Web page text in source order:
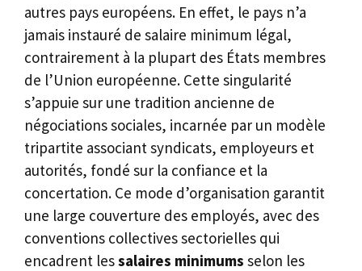
autres pays européens. En effet, le pays n’a
jamais instauré de salaire minimum légal,
contrairement à la plupart des États membres
de l’Union européenne. Cette singularité
s’appuie sur une tradition ancienne de
négociations sociales, incarnée par un modèle
tripartite associant syndicats, employeurs et
autorités, fondé sur la confiance et la
concertation. Ce mode d’organisation garantit
une large couverture des employés, avec des
conventions collectives sectorielles qui
encadrent lessalaires minimums selon les